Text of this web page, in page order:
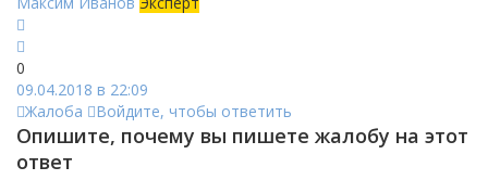
0
09.04.2018 в 22:09
Жалоба
Войдите, чтобы ответить
Опишите, почему вы пишете жалобу на этот
ответ